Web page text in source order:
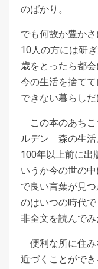
のばかり。
でも何故か豊か
10人の方には研
歳をとったら都
今の生活を捨て
できない暮らしだ
この本のあちこ
ルデン 森の生活
100年以上前に出
いうか今の世の
で良い言葉が見
のはいつの時代
非全文を読んでみ
便利な所に住み
近づくことがで